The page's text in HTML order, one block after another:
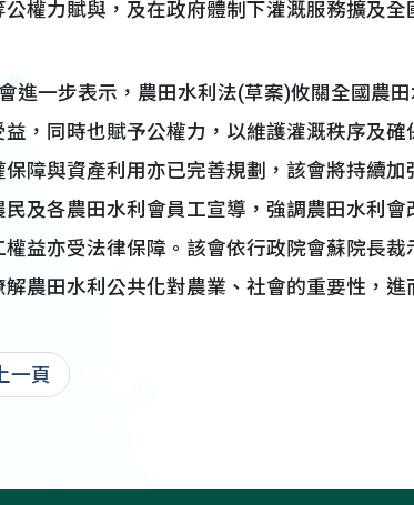
公權力賦與，及在政府體制下灌溉服務擴及全
一步表示，農田水利法(草案)攸關全國農田
益，同時也賦予公權力，以維護灌溉秩序及
保障與資產利用亦已完善規劃，該會將持續
民及各農田水利會員工宣導，強調農田水利
權益亦受法律保障。該會依行政院會蘇院長
解農田水利公共化對農業、社會的重要性，進
一頁